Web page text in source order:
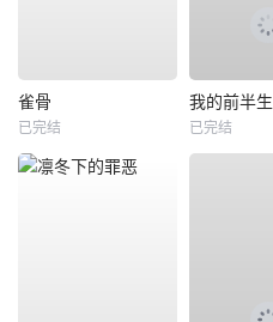
雀骨
已完结
我的前半生
已完结